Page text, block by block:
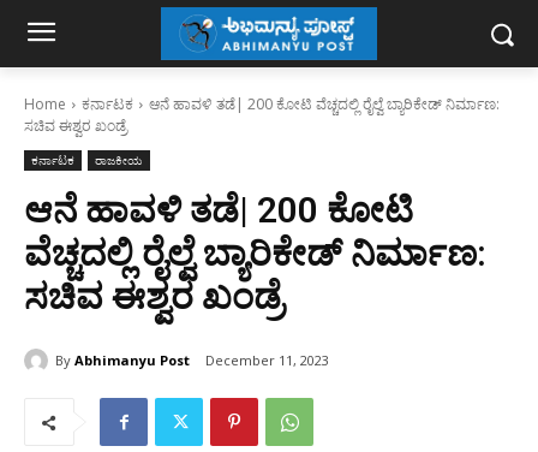
Home ಕರ್ನಾಟಕ
ಆನೆ ಹಾವಳಿ ತಡೆ| 200 ಕೋಟಿ ವೆಚ್ಚದಲ್ಲಿ ರೈಲ್ವೆ ಬ್ಯಾರಿಕೇಡ್ ನಿರ್ಮಾಣ:
ಸಚಿವ ಈಶ್ವರ ಖಂಡ್ರೆ
ಕರ್ನಾಟಕ ರಾಜಕೀಯ
ಆನೆ ಹಾವಳಿ ತಡೆ| 200 ಕೋಟಿ
ವೆಚ್ಚದಲ್ಲಿ ರೈಲ್ವೆ ಬ್ಯಾರಿಕೇಡ್ ನಿರ್ಮಾಣ:
ಸಚಿವ ಈಶ್ವರ ಖಂಡ್ರೆ
By Abhimanyu Post December 11, 2023